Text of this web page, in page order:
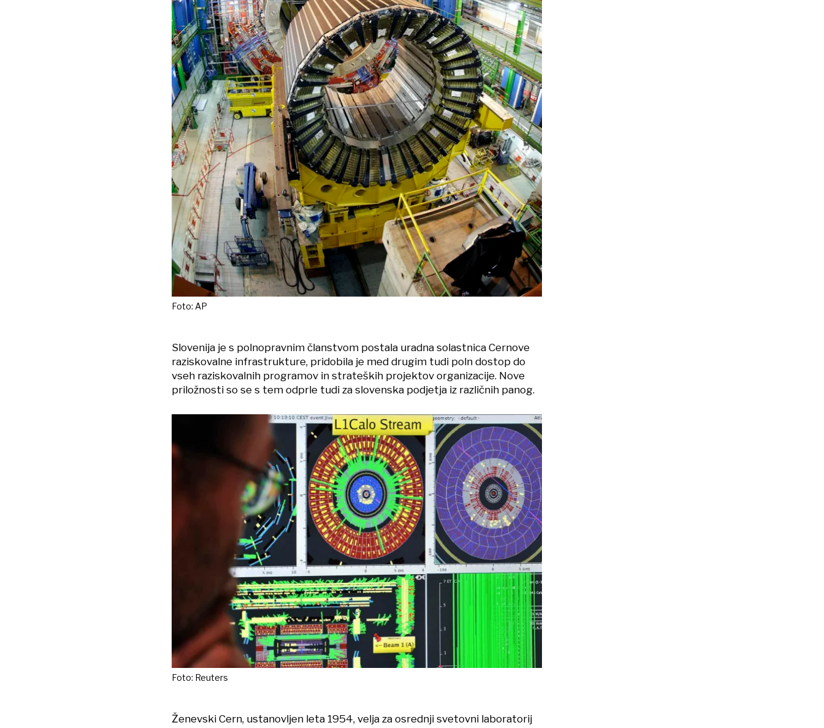
Foto: AP
Slovenija je s polnopravnim članstvom postala uradna solastnica Cernove
raziskovalne infrastrukture, pridobila je med drugim tudi poln dostop do
vseh raziskovalnih programov in strateških projektov organizacije. Nove
priložnosti so se s tem odprle tudi za slovenska podjetja iz različnih panog.
Foto: Reuters
Ženevski Cern, ustanovljen leta 1954, velja za osrednji svetovni laboratorij